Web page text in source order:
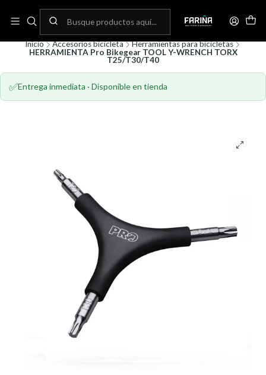
Envíos gratis por compras sobre 80.000! (No aplica para bicicletas)
Inicio Accesorios bicicleta
Herramientas para bicicletas
HERRAMIENTA Pro Bikegear TOOL Y-WRENCH TORX
T25/T30/T40
✅Entrega inmediata · Disponible en tienda